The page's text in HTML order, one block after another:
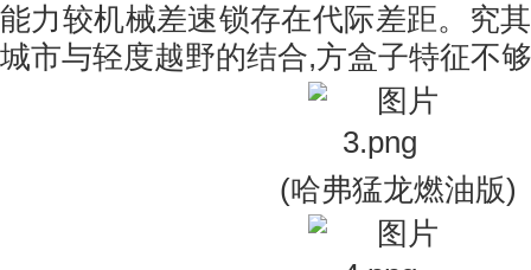
能力较机械差速锁存在代际差距。究
城市与轻度越野的结合,方盒子特征不
(哈弗猛龙燃油版)